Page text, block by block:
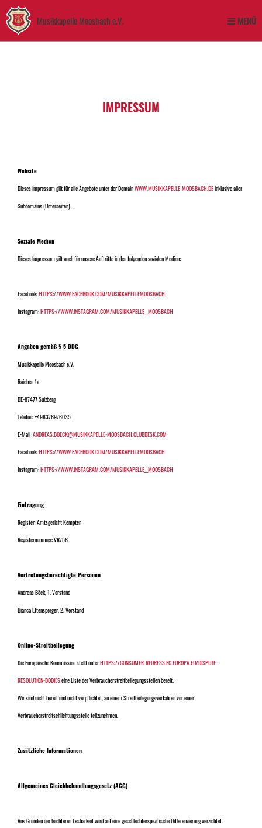
Musikkapelle Moosbach e.V. MENÜ
IMPRESSUM
Website
Dieses Impressum gilt für alle Angebote unter der DomainWWW.MUSIKKAPELLE-MOOSBACH.DEinklusive aller
Subdomains (Unterseiten).
Soziale Medien
Dieses Impressum gilt auch für unsere Auftritte in den folgenden sozialen Medien:
Facebook:HTTPS://WWW.FACEBOOK.COM/MUSIKKAPELLEMOOSBACH
Instagram:HTTPS://WWW.INSTAGRAM.COM/MUSIKKAPELLE__MOOSBACH
Angaben gemäß § 5 DDG
Musikkapelle Moosbach e.V.
Raichen 1a
DE-87477 Sulzberg
Telefon: +498376976035
E-Mail:ANDREAS.BOECK@MUSIKKAPELLE-MOOSBACH.CLUBDESK.COM
Facebook:HTTPS://WWW.FACEBOOK.COM/MUSIKKAPELLEMOOSBACH
Instagram:HTTPS://WWW.INSTAGRAM.COM/MUSIKKAPELLE__MOOSBACH
Eintragung
Register: Amtsgericht Kempten
Registernummer: VR756
Vertretungsberechtigte Personen
Andreas Böck, 1. Vorstand
Bianca Ettensperger, 2. Vorstand
Online-Streitbeilegung
Die Europäische Kommission stellt unterHTTPS://CONSUMER-REDRESS.EC.EUROPA.EU/DISPUTE-
RESOLUTION-BODIESeine Liste der Verbraucherstreitbeilegungsstellen bereit.
Wir sind nicht bereit und nicht verpflichtet, an einem Streitbeilegungsverfahren vor einer
Verbraucherstreitschlichtungsstelle teilzunehmen.
Zusätzliche Informationen
Allgemeines Gleichbehandlungsgesetz (AGG)
Aus Gründen der leichteren Lesbarkeit wird auf eine geschlechterspezifische Differenzierung verzichtet.